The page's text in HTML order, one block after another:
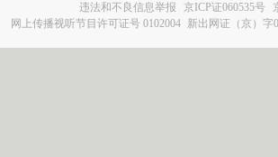
违法和不良信息举报
京ICP证060535号
网上传播视听节目许可证号 0102004 新出网证（京）